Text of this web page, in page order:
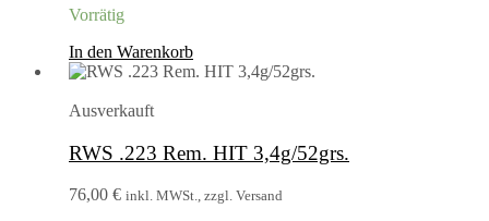
Vorrätig
In den Warenkorb
Ausverkauft
RWS .223 Rem. HIT 3,4g/52grs.
76,00 € inkl. MWSt., zzgl. Versand